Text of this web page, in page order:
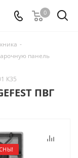
0
-
панель
К35
ПВГ